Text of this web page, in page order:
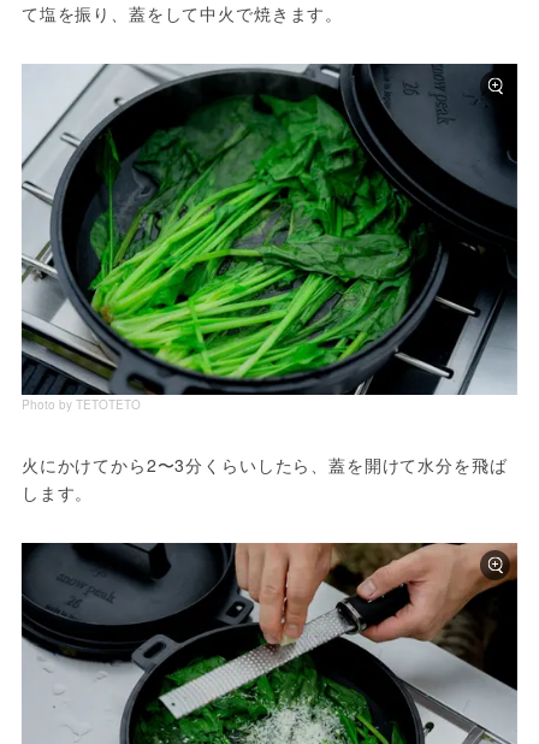
て塩を振り、蓋をして中火で焼きます。
Photo by TETOTETO
火にかけてから2〜3分くらいしたら、蓋を開けて水分を飛ば
します。